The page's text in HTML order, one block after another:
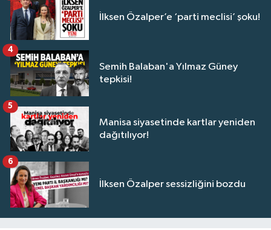
İlksen Özalper’e ‘parti meclisi’ şoku!
Semih Balaban'a Yılmaz Güney
tepkisi!
4
Manisa siyasetinde kartlar yeniden
dağıtılıyor!
5
İlksen Özalper sessizliğini bozdu
6